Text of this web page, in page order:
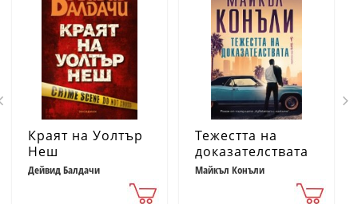
Краят на Уолтър
Неш
Дейвид Балдачи
Тежестта на
доказателствата
Майкъл Конъли